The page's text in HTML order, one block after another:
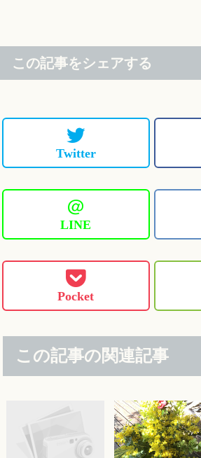
この記事をシェアする
Twitter
＠
LINE
Pocket
この記事の関連記事